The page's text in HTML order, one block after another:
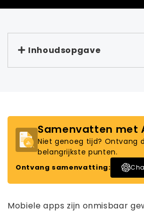
Inhoudsopgave
Samenvatten met
Niet genoeg tijd? Ontvang
belangrijkste punten.
Ontvang samenvatting:
Mobiele apps zijn onmisbaar